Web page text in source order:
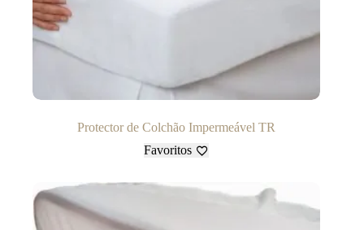
Protector de Colchão Impermeável TR
Favoritos